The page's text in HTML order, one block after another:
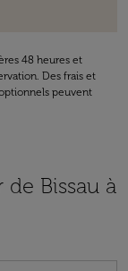
48 heures et
Des frais et
peuvent
Bissau à